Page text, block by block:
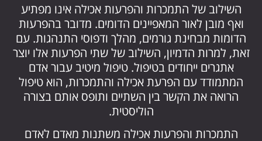
השילוב של התמכרות והפרעות אכילה אינו מפתיע
ואף מובן לאור המאפיינים הדומים. מדובר בהפרעות
הדומות מבחינת גורמים, מהלך ודפוסי התנהגות. עם
זאת, למרות הדמיון, השילוב של שתי הפרעות אלו יוצר
אתגרים ייחודים בטיפול. טיפול מיטיב עבור אדם
המתמודד עם הפרעת אכילה והתמכרות, הוא טיפול
הרואה את הקשר בין השתיים ותופס אותם בצורה
הוליסטית.
התמכרות והפרעות אכילה משתנות מאדם לאדם